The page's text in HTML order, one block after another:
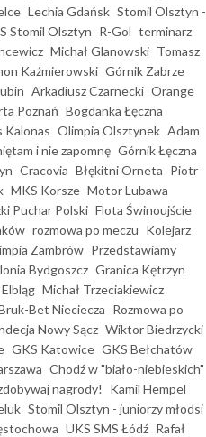
Lechia Gdańsk Stomil Olsztyn -
Stomil Olsztyn R-Gol terminarz
Michał Glanowski Tomasz
Kaźmierowski Górnik Zabrze
Arkadiusz Czarnecki Orange
Poznań Bogdanka Łęczna
Kalonas Olimpia Olsztynek Adam
i nie zapomnę Górnik Łęczna
Cracovia Błękitni Orneta Piotr
MKS Korsze Motor Lubawa
Puchar Polski Flota Świnoujście
rozmowa po meczu Kolejarz
Zambrów Przedstawiamy
Bydgoszcz Granica Kętrzyn
Michał Trzeciakiewicz
Bet Nieciecza Rozmowa po
Nowy Sącz Wiktor Biedrzycki
GKS Katowice GKS Bełchatów
Chodź w "biało-niebieskich"
nagrody!
Kamil Hempel
Stomil Olsztyn - juniorzy młodsi
UKS SMS Łódź Rafał